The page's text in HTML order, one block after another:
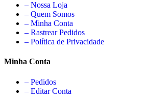
– Nossa Loja
– Quem Somos
– Minha Conta
– Rastrear Pedidos
– Política de Privacidade
Minha Conta
– Pedidos
– Editar Conta